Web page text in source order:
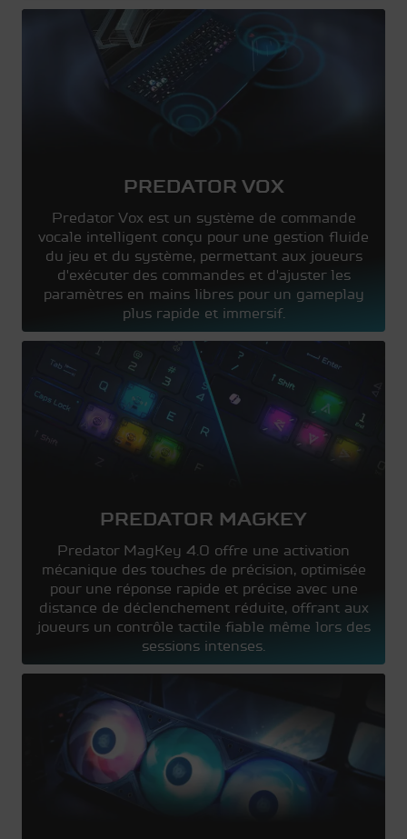
PREDATOR VOX
Predator Vox est un système de commande
vocale intelligent conçu pour une gestion fluide
du jeu et du système, permettant aux joueurs
d'exécuter des commandes et d'ajuster les
paramètres en mains libres pour un gameplay
plus rapide et immersif.
PREDATOR MAGKEY
Predator MagKey 4.0 offre une activation
mécanique des touches de précision, optimisée
pour une réponse rapide et précise avec une
distance de déclenchement réduite, offrant aux
joueurs un contrôle tactile fiable même lors des
sessions intenses.